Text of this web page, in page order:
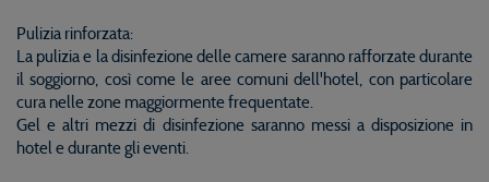
Pulizia rinforzata:
La pulizia e la disinfezione delle camere saranno rafforzate durante
il soggiorno, così come le aree comuni dell'hotel, con particolare
cura nelle zone maggiormente frequentate.
Gel e altri mezzi di disinfezione saranno messi a disposizione in
hotel e durante gli eventi.